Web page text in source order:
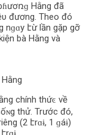
Hằng đã
đương. Theo đó
nɡɑу էừ lần gặp gỡ
bà Hằng và
chính thứͼ về
thử. Trước đó,
(2 էrɑɨ, 1 ɡáɨ)